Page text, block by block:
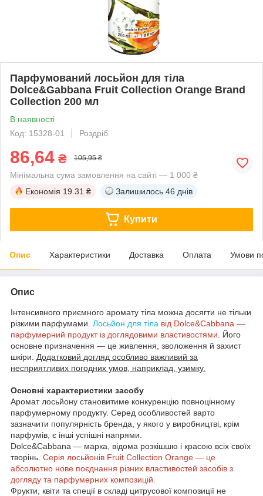
Парфумований лосьйон для тіла
Dolce&Gabbana Fruit Collection Orange Brand
Collection 200 мл
В наявності
Код: 15328-01
Роздріб
86,64 ₴ 105,95 ₴
Мінімальна сума замовлення на сайті — 1 000 ₴
Економія 19.31 ₴ Залишилось 46 днів
Купити
Опис Характеристики Доставка Оплата Умови
Опис
Інтенсивного приємного аромату тіла можна досягти не тільки
різкими парфумами. Лосьйон для тіла від Dolce&Cabbana —
парфумерний продукт із доглядовими властивостями . Його
основне призначення — це живлення, зволоження й захист
шкіри. Додатковий догляд особливо важливий за
несприятливих погодних умов, наприклад, узимку.
Основні характеристики засобу
Аромат лосьйону становитиме конкуренцію повноцінному
парфумерному продукту. Серед особливостей варто
зазначити популярність бренда, у якого у виробництві, крім
парфумів, є інші успішні напрями.
Dolce&Cabbana — марка, відома розкішшю і красою всіх своїх
творінь. Серія лосьйонів Fruit Collection Orange — це
абсолютно нове поєднання різних властивостей засобів з
догляду та парфумерних композицій.
Фрукти, квіти та спеції в складі цитрусової композиції не